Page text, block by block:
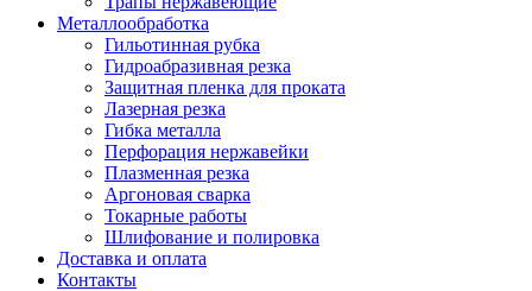
Металлообработка
Гильотинная рубка
Гидроабразивная резка
Защитная пленка для проката
Лазерная резка
Гибка металла
Перфорация нержавейки
Плазменная резка
Аргоновая сварка
Токарные работы
Шлифование и полировка
Доставка и оплата
Контакты